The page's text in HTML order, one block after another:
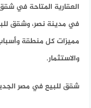
العقارية المتاحة في
في مدينة نصر، وشقق
مميزات كل منطقة
والاستثمار.
شقق للبيع في مصر